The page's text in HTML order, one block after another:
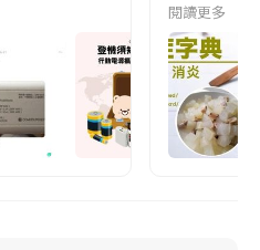
閱讀更多